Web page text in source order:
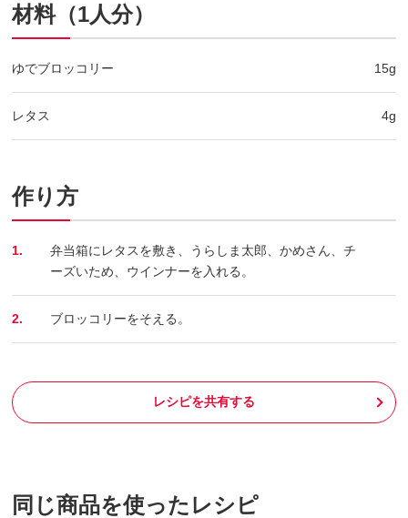
材料（1人分）
ゆでブロッコリー 15g
レタス 4g
作り方
1.
弁当箱にレタスを敷き、うらしま太郎、かめさん、チ
ーズいため、ウインナーを入れる。
2. ブロッコリーをそえる。
レシピを共有する
同じ商品を使ったレシピ